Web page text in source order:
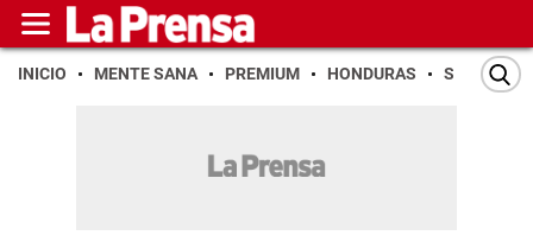
INICIO MENTE SANA PREMIUM HONDURAS SAN PEDRO